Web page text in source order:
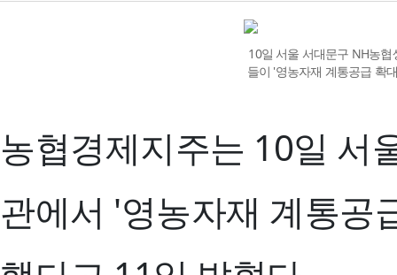
10일 서울 서대문구 NH농
들이 '영농자재 계통공급 확
농협경제지주는 10일 서
관에서 '영농자재 계통공